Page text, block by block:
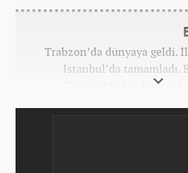
Trabzon’da dünyaya geldi.
İstanbul’da tamamladı.
Ticaret Meslek Lisesinde